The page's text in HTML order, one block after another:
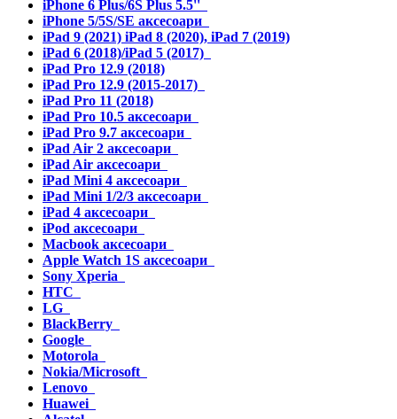
iPhone 6 Plus/6S Plus 5.5''
iPhone 5/5S/SE аксесоари
iPad 9 (2021) iPad 8 (2020), iPad 7 (2019)
iPad 6 (2018)/iPad 5 (2017)
iPad Pro 12.9 (2018)
iPad Pro 12.9 (2015-2017)
iPad Pro 11 (2018)
iPad Pro 10.5 аксесоари
iPad Pro 9.7 аксесоари
iPad Air 2 аксесоари
iPad Air аксесоари
iPad Mini 4 аксесоари
iPad Mini 1/2/3 аксесоари
iPad 4 аксесоари
iPod аксесоари
Macbook аксесоари
Apple Watch 1S аксесоари
Sony Xperia
HTC
LG
BlackBerry
Google
Motorola
Nokia/Microsoft
Lenovo
Huawei